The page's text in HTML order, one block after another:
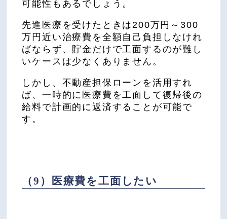
可能性もあるでしょう。
先進医療を受けたときは200万円～300
万円近い治療費を全額自己負担しなけれ
ばならず、貯金だけで工面するのが難し
いケースは少なくありません。
しかし、不動産担保ローンを活用すれ
ば、一時的に医療費を工面して復帰後の
給料で計画的に返済することが可能で
す。
（9）医療費を工面したい